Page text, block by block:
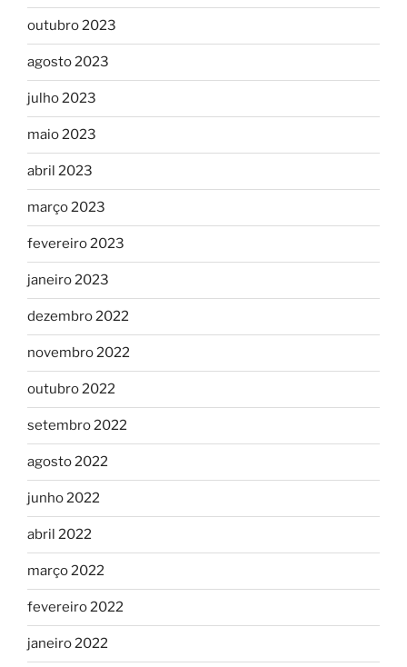
outubro 2023
agosto 2023
julho 2023
maio 2023
abril 2023
março 2023
fevereiro 2023
janeiro 2023
dezembro 2022
novembro 2022
outubro 2022
setembro 2022
agosto 2022
junho 2022
abril 2022
março 2022
fevereiro 2022
janeiro 2022